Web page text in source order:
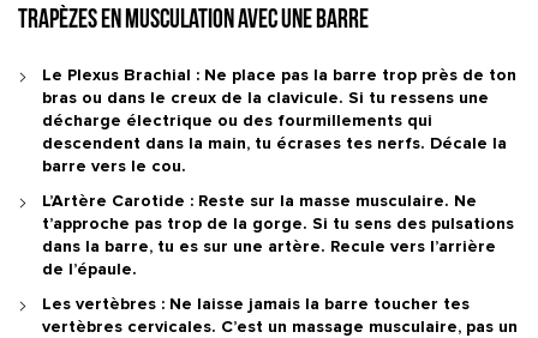
trapèzes en musculation avec une barre
Le Plexus Brachial : Ne place pas la barre trop près de ton
bras ou dans le creux de la clavicule. Si tu ressens une
décharge électrique ou des fourmillements qui
descendent dans la main, tu écrases tes nerfs. Décale la
barre vers le cou.
L’Artère Carotide : Reste sur la masse musculaire. Ne
t’approche pas trop de la gorge. Si tu sens des pulsations
dans la barre, tu es sur une artère. Recule vers l’arrière
de l’épaule.
Les vertèbres : Ne laisse jamais la barre toucher tes
vertèbres cervicales. C’est un massage musculaire, pas un